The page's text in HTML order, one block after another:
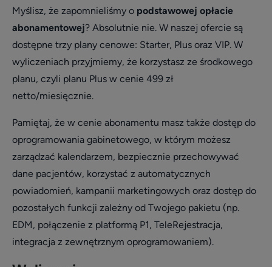
Myślisz, że zapomnieliśmy o podstawowej opłacie
abonamentowej? Absolutnie nie. W naszej ofercie są
dostępne trzy plany cenowe: Starter, Plus oraz VIP. W
wyliczeniach przyjmiemy, że korzystasz ze środkowego
planu, czyli planu Plus w cenie 499 zł
netto/miesięcznie.
Pamiętaj, że w cenie abonamentu masz także dostęp do
oprogramowania gabinetowego, w którym możesz
zarządzać kalendarzem, bezpiecznie przechowywać
dane pacjentów, korzystać z automatycznych
powiadomień, kampanii marketingowych oraz dostęp do
pozostałych funkcji zależny od Twojego pakietu (np.
EDM, połączenie z platformą P1, TeleRejestracja,
integracja z zewnętrznym oprogramowaniem).